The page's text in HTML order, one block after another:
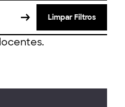
Limpar Filtros